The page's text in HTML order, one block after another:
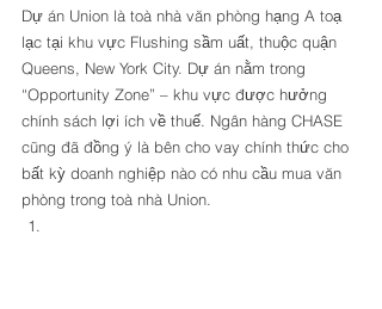
Dự án Union là toà nhà văn phòng hạng A toạ
lạc tại khu vực Flushing sầm uất, thuộc quận
Queens, New York City. Dự án nằm trong
“Opportunity Zone” – khu vực được hưởng
chính sách lợi ích về thuế. Ngân hàng CHASE
cũng đã đồng ý là bên cho vay chính thức cho
bất kỳ doanh nghiệp nào có nhu cầu mua văn
phòng trong toà nhà Union.